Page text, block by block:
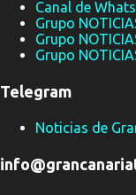
Canal de
Grupo
Grupo
Grupo
Telegram
Noticias de